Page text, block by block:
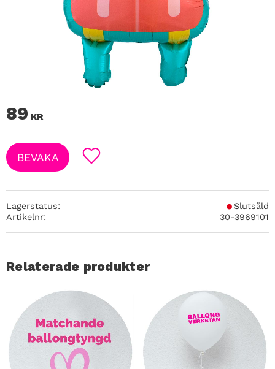
89 KR
Lägg till i favoriter
BEVAKA
Lagerstatus
Slutsåld
Artikelnr
30-3969101
Relaterade produkter